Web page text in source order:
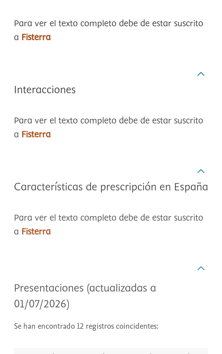
Para ver el texto completo debe de estar suscrito
a Fisterra
Interacciones
Para ver el texto completo debe de estar suscrito
a Fisterra
Características de prescripción en España
Para ver el texto completo debe de estar suscrito
a Fisterra
Presentaciones (actualizadas a
01/07/2026)
Se han encontrado 12 registros coincidentes: